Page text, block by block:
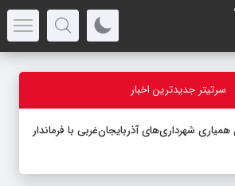
سرتیتر جدیدترین اخبار
شهرداری‌های آذربایجان‌غربی با فرماندار